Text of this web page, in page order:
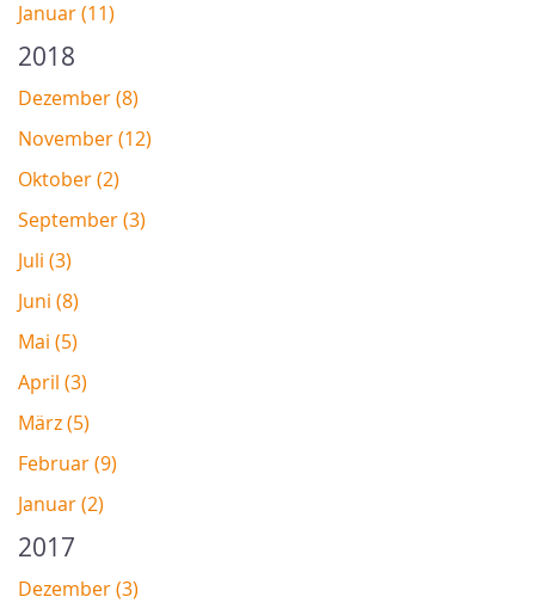
Januar (11)
2018
Dezember (8)
November (12)
Oktober (2)
September (3)
Juli (3)
Juni (8)
Mai (5)
April (3)
März (5)
Februar (9)
Januar (2)
2017
Dezember (3)